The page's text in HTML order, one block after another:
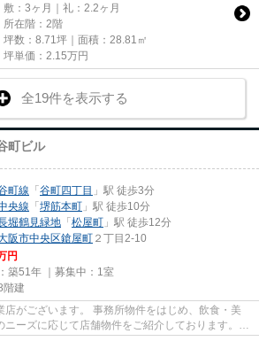
敷：3ヶ月｜礼：2.2ヶ月
所在階：2階
坪数：8.71坪｜面積：28.81㎡
坪単価： 2.15万円
全19件を表示する
町ビル
町線 「谷町四丁目 」駅 徒歩3分
央線 「堺筋本町 」駅 徒歩10分
堀鶴見緑地 「松屋町 」駅 徒歩12分
阪市中央区鎗屋町 ２丁目2-10
円
築51年 ｜募集中： 1室
階建
がございます。 事務所物件をはじめ、飲食・美
ーズに応じて店舗物件をご紹介しております。
切...